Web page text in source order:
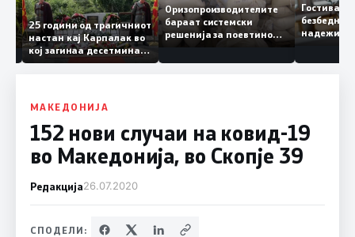
25 години од трагичниот
настан кај Карпалак во
кој загинаа десетмина
македонски бранители
Оризопроизводителите
бараат системски
решенија за поевтино
производство
МАКЕДОНИЈА
152 нови случаи на ковид-19
во Македонија, во Скопје 39
Редакција26.07.2020
СПОДЕЛИ: